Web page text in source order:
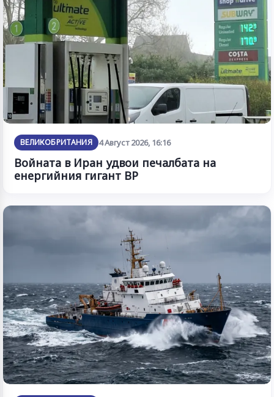
ВЕЛИКОБРИТАНИЯ 4 Август 2026, 16:16
Войната в Иран удвои печалбата на
енергийния гигант BP